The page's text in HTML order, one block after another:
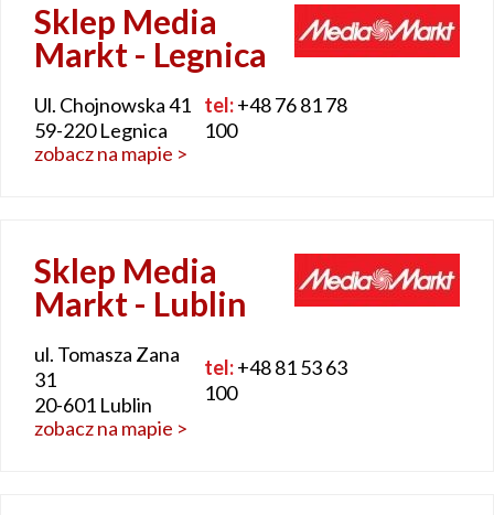
Sklep Media
Markt - Legnica
Ul. Chojnowska 41
59-220 Legnica
tel:+48 76 81 78
100
zobacz na mapie >
Sklep Media
Markt - Lublin
ul. Tomasza Zana
31
20-601 Lublin
tel:+48 81 53 63
100
zobacz na mapie >